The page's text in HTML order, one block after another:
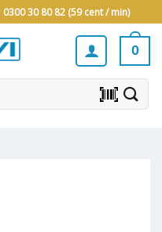
0300 30 80 82 (59 cent / min)
0
barcode_scanner